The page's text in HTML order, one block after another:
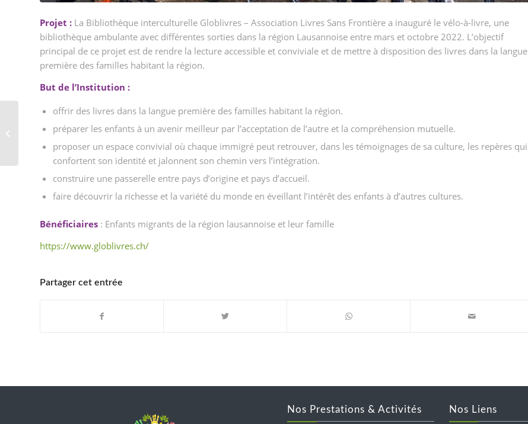
Projet : La Bibliothèque interculturelle Globlivres – Association Livres Sans Frontière a inauguré le vélo-à-livre, une
bibliothèque ambulante avec différentes sorties dans la région Lausannoise entre mars et octobre 2022. L’objectif
principal de ce projet est de rendre la lecture accessible et conviviale et de mettre à disposition des livres dans la langue
première des familles habitant la région.
But de l’Institution :
offrir des livres dans la langue première des familles habitant la région.
préparer les enfants à un avenir meilleur par l’acceptation de l’autre et la compréhension mutuelle.
proposer un espace convivial où chaque immigré peut retrouver, dans les témoignages de sa culture, les repères qui
confortent son identité et jalonnent son chemin vers l’intégration.
construire une passerelle entre pays d’origine et pays d’accueil.
faire découvrir la richesse et la variété du monde en éveillant l’intérêt des enfants à d’autres cultures.
Bénéficiaires : Enfants migrants de la région lausannoise et leur famille
https://www.globlivres.ch/
Partager cet entrée
Nos Prestations & Activités Nos Liens
PEROU: Bus de la santé